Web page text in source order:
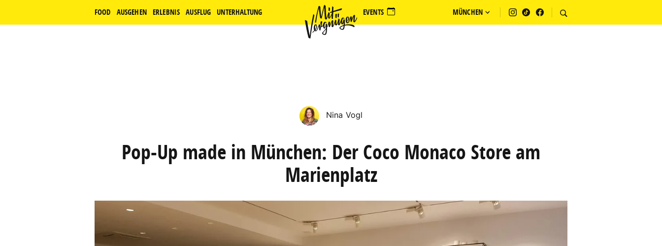
MÜNCHEN
FOOD AUSGEHEN ERLEBNIS AUSFLUG UNTERHALTUNG EVENTS
Nina Vogl
Pop-Up made in München: Der Coco Monaco Store am
Marienplatz